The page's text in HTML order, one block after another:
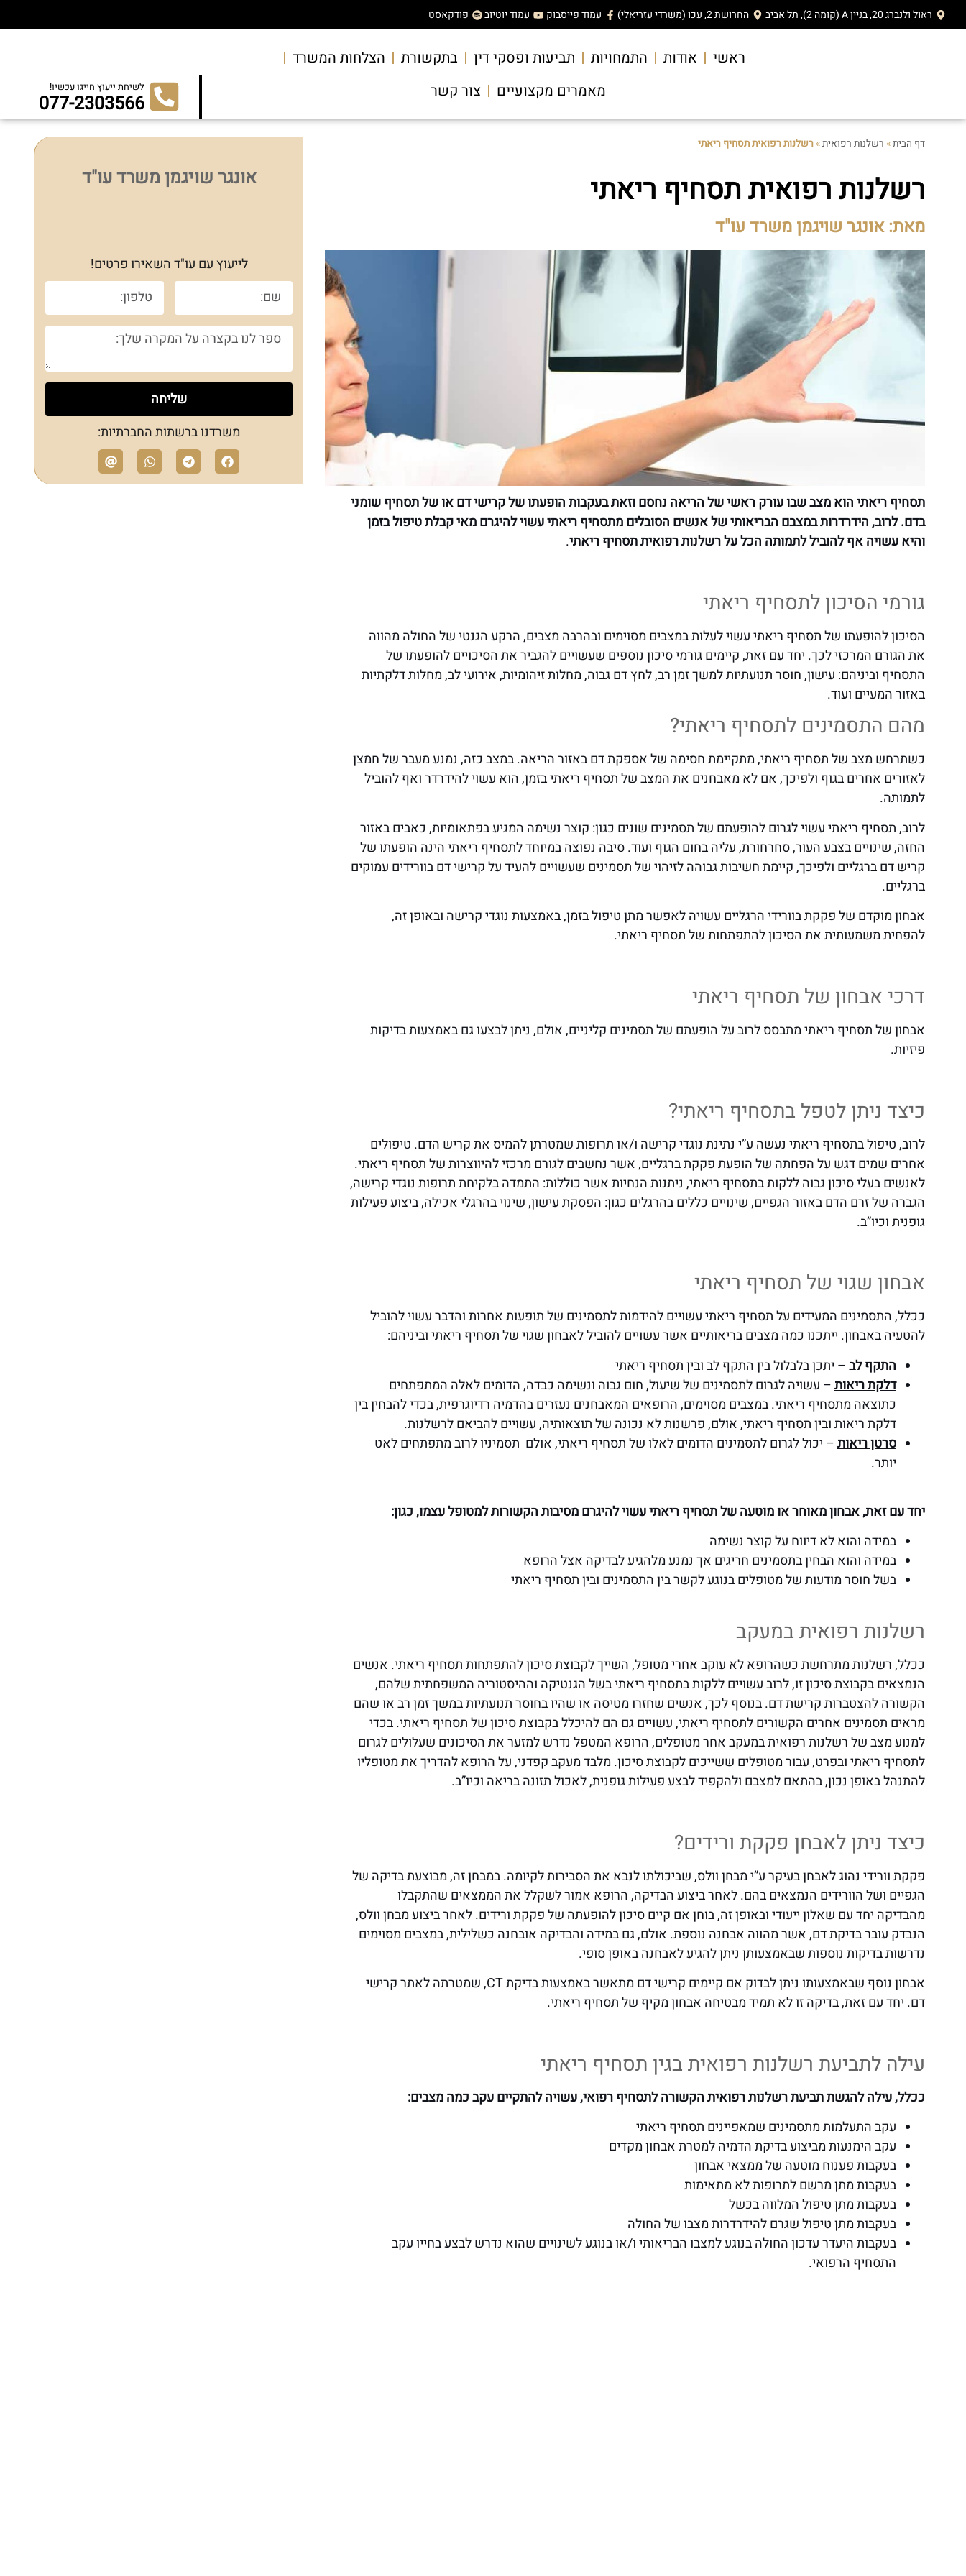
ראול ולנברג 20, בניין A (קומה 2), תל אביב החרושת 2, עכו (משרדי עזריאלי) עמוד פייסבוק עמוד יוטיוב פודקאסט
ראשי אודות התמחויות תביעות ופסקי דין בתקשורת
הצלחות המשרד
מאמרים מקצועיים
צור קשר לשיחת ייעוץ חייגו עכשיו!
077-2303566
דף הבית» רשלנות רפואית»רשלנות רפואית תסחיף ריאתי
רשלנות רפואית תסחיף ריאתי
מאת: אונגר שויגמן משרד עו"ד
תסחיף ריאתי הוא מצב שבו עורק ראשי של הריאה נחסם וזאת בעקבות הופעתו של קרישי דם או של תסחיף שומני
בדם. לרוב, הידרדרות במצבם הבריאותי של אנשים הסובלים מתסחיף ריאתי עשוי להיגרם מאי קבלת טיפול בזמן
והיא עשויה אף להוביל לתמותה הכל על רשלנות רפואית תסחיף ריאתי.
גורמי הסיכון לתסחיף ריאתי
הסיכון להופעתו של תסחיף ריאתי עשוי לעלות במצבים מסוימים ובהרבה מצבים, הרקע הגנטי של החולה מהווה
את הגורם המרכזי לכך. יחד עם זאת, קיימים גורמי סיכון נוספים שעשויים להגביר את הסיכויים להופעתו של
התסחיף וביניהם: עישון, חוסר תנועתיות למשך זמן רב, לחץ דם גבוה, מחלות זיהומיות, אירועי לב, מחלות דלקתיות
באזור המעיים ועוד.
מהם התסמינים לתסחיף ריאתי?
כשתרחש מצב של תסחיף ריאתי, מתקיימת חסימה של אספקת דם באזור הריאה. במצב כזה, נמנע מעבר של חמצן
לאזורים אחרים בגוף ולפיכך, אם לא מאבחנים את המצב של תסחיף ריאתי בזמן, הוא עשוי להידרדר ואף להוביל
לתמותה.
לרוב, תסחיף ריאתי עשוי לגרום להופעתם של תסמינים שונים כגון: קוצר נשימה המגיע בפתאומיות, כאבים באזור
החזה, שינויים בצבע העור, סחרחורת, עליה בחום הגוף ועוד. סיבה נפוצה במיוחד לתסחיף ריאתי הינה הופעתו של
קריש דם ברגליים ולפיכך, קיימת חשיבות גבוהה לזיהוי של תסמינים שעשויים להעיד על קרישי דם בוורידים עמוקים
ברגליים.
אבחון מוקדם של פקקת בוורידי הרגליים עשויה לאפשר מתן טיפול בזמן, באמצעות נוגדי קרישה ובאופן זה,
להפחית משמעותית את הסיכון להתפתחות של תסחיף ריאתי.
דרכי אבחון של תסחיף ריאתי
אבחון של תסחיף ריאתי מתבסס לרוב על הופעתם של תסמינים קליניים, אולם, ניתן לבצעו גם באמצעות בדיקות
פיזיות.
כיצד ניתן לטפל בתסחיף ריאתי?
לרוב, טיפול בתסחיף ריאתי נעשה ע”י נתינת נוגדי קרישה ו/או תרופות שמטרתן להמיס את קריש הדם. טיפולים
אחרים שמים דגש על הפחתה של הופעת פקקת ברגליים, אשר נחשבים לגורם מרכזי להיווצרות של תסחיף ריאתי.
לאנשים בעלי סיכון גבוה ללקות בתסחיף ריאתי, ניתנות הנחיות אשר כוללות: התמדה בלקיחת תרופות נוגדי קרישה,
הגברה של זרם הדם באזור הגפיים, שינויים כללים בהרגלים כגון: הפסקת עישון, שינוי בהרגלי אכילה, ביצוע פעילות
גופנית וכיו”ב.
אבחון שגוי של תסחיף ריאתי
ככלל, התסמינים המעידים על תסחיף ריאתי עשויים להידמות לתסמינים של תופעות אחרות והדבר עשוי להוביל
להטעיה באבחון. ייתכנו כמה מצבים בריאותיים אשר עשויים להוביל לאבחון שגוי של תסחיף ריאתי וביניהם:
התקף לב– יתכן בלבלול בין התקף לב ובין תסחיף ריאתי
דלקת ריאות– עשויה לגרום לתסמינים של שיעול, חום גבוה ונשימה כבדה, הדומים לאלה המתפתחים
כתוצאה מתסחיף ריאתי. במצבים מסוימים, הרופאים המאבחנים נעזרים בהדמיה רדיוגרפית, בכדי להבחין בין
דלקת ריאות ובין תסחיף ריאתי, אולם, פרשנות לא נכונה של תוצאותיה, עשויים להביאם לרשלנות.
סרטן ריאות– יכול לגרום לתסמינים הדומים לאלו של תסחיף ריאתי, אולם תסמיניו לרוב מתפתחים לאט
יותר.
יחד עם זאת, אבחון מאוחר או מוטעה של תסחיף ריאתי עשוי להיגרם מסיבות הקשורות למטופל עצמו, כגון:
במידה והוא לא דיווח על קוצר נשימה
במידה והוא הבחין בתסמינים חריגים אך נמנע מלהגיע לבדיקה אצל הרופא
בשל חוסר מודעות של מטופלים בנוגע לקשר בין התסמינים ובין תסחיף ריאתי
רשלנות רפואית במעקב
ככלל, רשלנות מתרחשת כשהרופא לא עוקב אחרי מטופל, השייך לקבוצת סיכון להתפתחות תסחיף ריאתי. אנשים
הנמצאים בקבוצת סיכון זו, לרוב עשויים ללקות בתסחיף ריאתי בשל הגנטיקה וההיסטוריה המשפחתית שלהם,
הקשורה להצטברות קרישת דם. בנוסף לכך, אנשים שחזרו מטיסה או שהיו בחוסר תנועתיות במשך זמן רב או שהם
מראים תסמינים אחרים הקשורים לתסחיף ריאתי, עשויים גם הם להיכלל בקבוצת סיכון של תסחיף ריאתי. בכדי
למנוע מצב של רשלנות רפואית במעקב אחר מטופלים, הרופא המטפל נדרש למזער את הסיכונים שעלולים לגרום
לתסחיף ריאתי ובפרט, עבור מטופלים ששייכים לקבוצת סיכון. מלבד מעקב קפדני, על הרופא להדריך את מטופליו
להתנהל באופן נכון, בהתאם למצבם ולהקפיד לבצע פעילות גופנית, לאכול תזונה בריאה וכיו”ב.
כיצד ניתן לאבחן פקקת ורידים?
פקקת וורידי נהוג לאבחן בעיקר ע”י מבחן וולס, שביכולתו לנבא את הסבירות לקיומה. במבחן זה, מבוצעת בדיקה של
הגפיים ושל הוורידים הנמצאים בהם. לאחר ביצוע הבדיקה, הרופא אמור לשקלל את הממצאים שהתקבלו
מהבדיקה יחד עם שאלון ייעודי ובאופן זה, בוחן אם קיים סיכון להופעתה של פקקת ורידים. לאחר ביצוע מבחן וולס,
הנבדק עובר בדיקת דם, אשר מהווה אבחנה נוספת. אולם, גם במידה והבדיקה אובחנה כשלילית, במצבים מסוימים
נדרשות בדיקות נוספות שבאמצעותן ניתן להגיע לאבחנה באופן סופי.
אבחון נוסף שבאמצעותו ניתן לבדוק אם קיימים קרישי דם מתאשר באמצעות בדיקת CT, שמטרתה לאתר קרישי
דם. יחד עם זאת, בדיקה זו לא תמיד מבטיחה אבחון מקיף של תסחיף ריאתי.
עילה לתביעת רשלנות רפואית בגין תסחיף ריאתי
ככלל, עילה להגשת תביעת רשלנות רפואית הקשורה לתסחיף רפואי, עשויה להתקיים עקב כמה מצבים:
עקב התעלמות מתסמינים שמאפיינים תסחיף ריאתי
עקב הימנעות מביצוע בדיקת הדמיה למטרת אבחון מקדים
בעקבות פענוח מוטעה של ממצאי אבחון
בעקבות מתן מרשם לתרופות לא מתאימות
בעקבות מתן טיפול המלווה בכשל
בעקבות מתן טיפול שגרם להידרדרות מצבו של החולה
בעקבות היעדר עדכון החולה בנוגע למצבו הבריאותי ו/או בנוגע לשינויים שהוא נדרש לבצע בחייו עקב
התסחיף הרפואי.
אונגר שויגמן משרד עו"ד
לייעוץ עם עו"ד השאירו פרטים!
שליחה
משרדנו ברשתות החברתיות: